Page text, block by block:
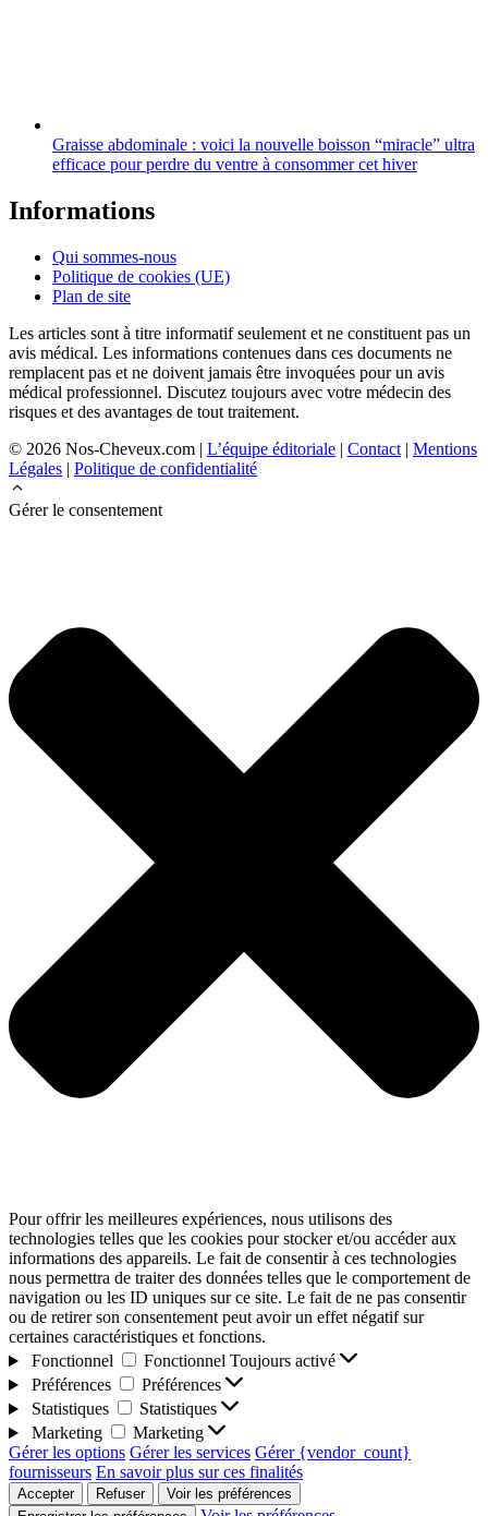
Graisse abdominale : voici la nouvelle boisson “miracle” ultra
efficace pour perdre du ventre à consommer cet hiver
Informations
Qui sommes-nous
Politique de cookies (UE)
Plan de site
Les articles sont à titre informatif seulement et ne constituent pas un
avis médical. Les informations contenues dans ces documents ne
remplacent pas et ne doivent jamais être invoquées pour un avis
médical professionnel. Discutez toujours avec votre médecin des
risques et des avantages de tout traitement.
© 2026 Nos-Cheveux.com | L’équipe éditoriale | Contact | Mentions
Légales | Politique de confidentialité
Gérer le consentement
Pour offrir les meilleures expériences, nous utilisons des
technologies telles que les cookies pour stocker et/ou accéder aux
informations des appareils. Le fait de consentir à ces technologies
nous permettra de traiter des données telles que le comportement de
navigation ou les ID uniques sur ce site. Le fait de ne pas consentir
ou de retirer son consentement peut avoir un effet négatif sur
certaines caractéristiques et fonctions.
Fonctionnel
Fonctionnel Toujours activé
Préférences
Préférences
Statistiques
Statistiques
Marketing
Marketing
Gérer les options Gérer les services Gérer {vendor_count}
fournisseurs En savoir plus sur ces finalités
Accepter Refuser
Voir les préférences